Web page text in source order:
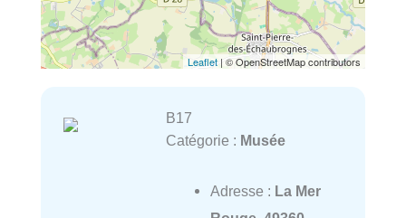
Leaflet| © OpenStreetMap contributors
B17
Catégorie : Musée
Adresse : La Mer